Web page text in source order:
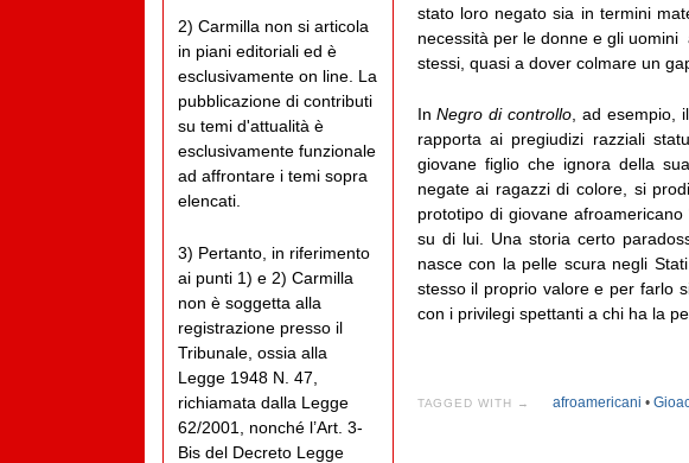
stato loro negato sia in termini
necessità per le donne e gli
stessi, quasi a dover colmare un
InNegro di controllo, ad esempio,
rapporta ai pregiudizi razziali
giovane figlio che ignora della
negate ai ragazzi di colore, si
prototipo di giovane
su di lui. Una storia certo
nasce con la pelle scura negli
stesso il proprio valore e per farlo
con i privilegi spettanti a chi ha la
TAGGED WITH → afroamericani •
2) Carmilla non si articola
in piani editoriali ed è
esclusivamente on line. La
pubblicazione di contributi
su temi d'attualità è
esclusivamente funzionale
ad affrontare i temi sopra
elencati.
3) Pertanto, in riferimento
ai punti 1) e 2) Carmilla
non è soggetta alla
registrazione presso il
Tribunale, ossia alla
Legge 1948 N. 47,
richiamata dalla Legge
62/2001, nonché l’Art. 3-
Bis del Decreto Legge